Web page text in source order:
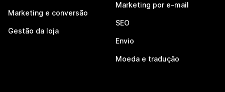
Marketing e conversão
Gestão da loja
Marketing por e-mail
SEO
Envio
Moeda e tradução